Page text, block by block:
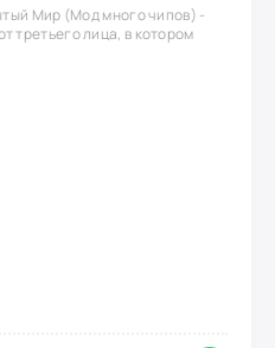
Мир (Мод много чипов) -
третьего лица, в котором